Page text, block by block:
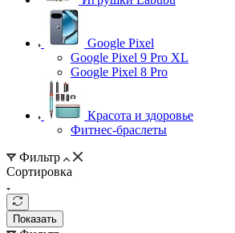
Google Pixel
Google Pixel 9 Pro XL
Google Pixel 8 Pro
Красота и здоровье
Фитнес-браслеты
Фильтр
Сортировка
Показать